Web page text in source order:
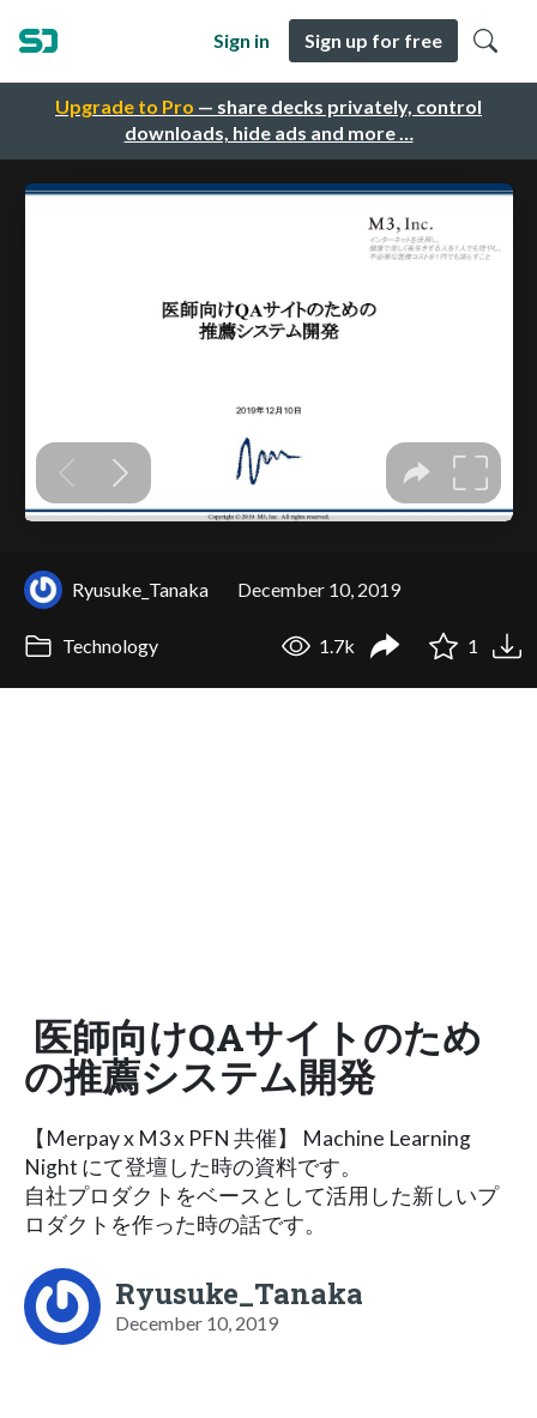
Upgrade to Pro — share decks privately, control
downloads, hide ads and more …
Sign in Sign up for free
Ryusuke_Tanaka December 10, 2019
Technology 1.7k 1
医師向けQAサイトのため
の推薦システム開発
【Merpay x M3 x PFN 共催】 Machine Learning
Night にて登壇した時の資料です。
自社プロダクトをベースとして活用した新しいプ
ロダクトを作った時の話です。
Ryusuke_Tanaka
December 10, 2019